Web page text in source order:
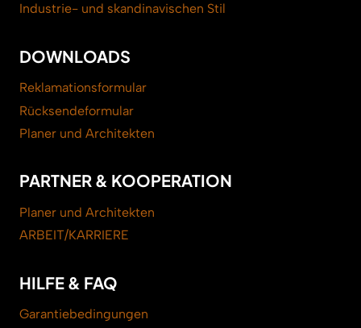
Industrie- und skandinavischen Stil
DOWNLOADS
Reklamationsformular
Rücksendeformular
Planer und Architekten
PARTNER & KOOPERATION
Planer und Architekten
ARBEIT/KARRIERE
HILFE & FAQ
Garantiebedingungen